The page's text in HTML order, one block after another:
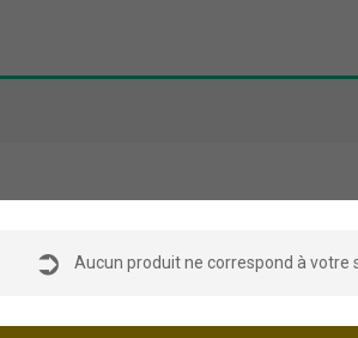
ASSISTANCE EN
Aucun produit ne correspond à votre